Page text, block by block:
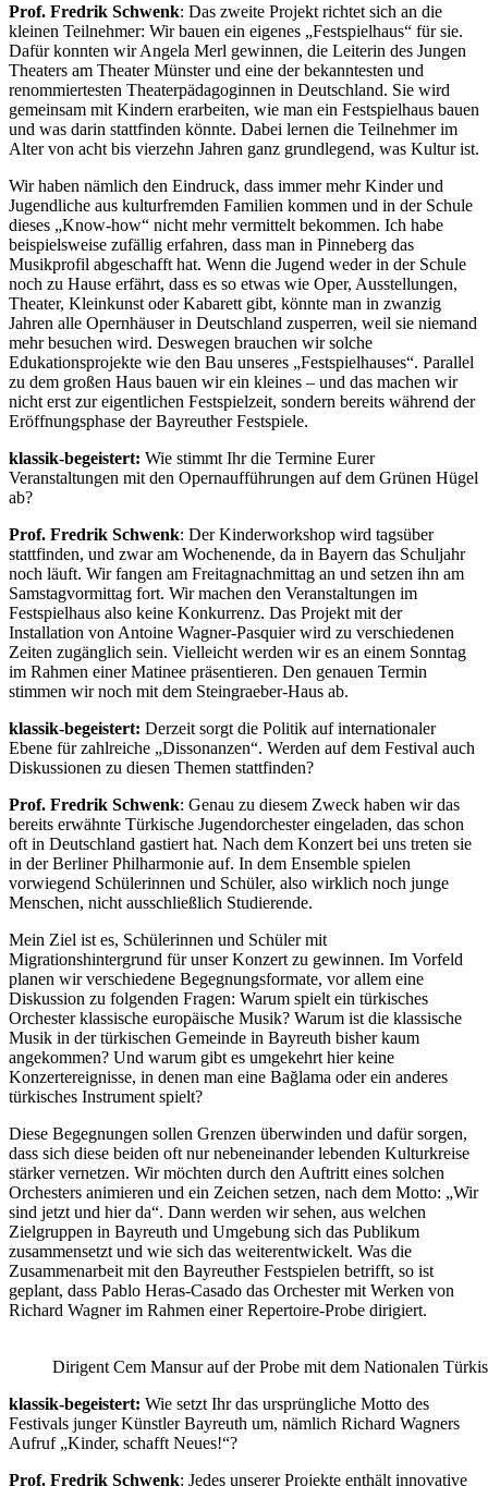
Prof. Fredrik Schwenk: Das zweite Projekt richtet sich an die
kleinen Teilnehmer: Wir bauen ein eigenes „Festspielhaus“ für sie.
Dafür konnten wir Angela Merl gewinnen, die Leiterin des Jungen
Theaters am Theater Münster und eine der bekanntesten und
renommiertesten Theaterpädagoginnen in Deutschland. Sie wird
gemeinsam mit Kindern erarbeiten, wie man ein Festspielhaus bauen
und was darin stattfinden könnte. Dabei lernen die Teilnehmer im
Alter von acht bis vierzehn Jahren ganz grundlegend, was Kultur ist.
Wir haben nämlich den Eindruck, dass immer mehr Kinder und
Jugendliche aus kulturfremden Familien kommen und in der Schule
dieses „Know-how“ nicht mehr vermittelt bekommen. Ich habe
beispielsweise zufällig erfahren, dass man in Pinneberg das
Musikprofil abgeschafft hat. Wenn die Jugend weder in der Schule
noch zu Hause erfährt, dass es so etwas wie Oper, Ausstellungen,
Theater, Kleinkunst oder Kabarett gibt, könnte man in zwanzig
Jahren alle Opernhäuser in Deutschland zusperren, weil sie niemand
mehr besuchen wird. Deswegen brauchen wir solche
Edukationsprojekte wie den Bau unseres „Festspielhauses“. Parallel
zu dem großen Haus bauen wir ein kleines – und das machen wir
nicht erst zur eigentlichen Festspielzeit, sondern bereits während der
Eröffnungsphase der Bayreuther Festspiele.
klassik-begeistert: Wie stimmt Ihr die Termine Eurer
Veranstaltungen mit den Opernaufführungen auf dem Grünen Hügel
ab?
Prof. Fredrik Schwenk: Der Kinderworkshop wird tagsüber
stattfinden, und zwar am Wochenende, da in Bayern das Schuljahr
noch läuft. Wir fangen am Freitagnachmittag an und setzen ihn am
Samstagvormittag fort. Wir machen den Veranstaltungen im
Festspielhaus also keine Konkurrenz. Das Projekt mit der
Installation von Antoine Wagner-Pasquier wird zu verschiedenen
Zeiten zugänglich sein. Vielleicht werden wir es an einem Sonntag
im Rahmen einer Matinee präsentieren. Den genauen Termin
stimmen wir noch mit dem Steingraeber-Haus ab.
klassik-begeistert: Derzeit sorgt die Politik auf internationaler
Ebene für zahlreiche „Dissonanzen“. Werden auf dem Festival auch
Diskussionen zu diesen Themen stattfinden?
Prof. Fredrik Schwenk: Genau zu diesem Zweck haben wir das
bereits erwähnte Türkische Jugendorchester eingeladen, das schon
oft in Deutschland gastiert hat. Nach dem Konzert bei uns treten sie
in der Berliner Philharmonie auf. In dem Ensemble spielen
vorwiegend Schülerinnen und Schüler, also wirklich noch junge
Menschen, nicht ausschließlich Studierende.
Mein Ziel ist es, Schülerinnen und Schüler mit
Migrationshintergrund für unser Konzert zu gewinnen. Im Vorfeld
planen wir verschiedene Begegnungsformate, vor allem eine
Diskussion zu folgenden Fragen: Warum spielt ein türkisches
Orchester klassische europäische Musik? Warum ist die klassische
Musik in der türkischen Gemeinde in Bayreuth bisher kaum
angekommen? Und warum gibt es umgekehrt hier keine
Konzertereignisse, in denen man eine Bağlama oder ein anderes
türkisches Instrument spielt?
Diese Begegnungen sollen Grenzen überwinden und dafür sorgen,
dass sich diese beiden oft nur nebeneinander lebenden Kulturkreise
stärker vernetzen. Wir möchten durch den Auftritt eines solchen
Orchesters animieren und ein Zeichen setzen, nach dem Motto: „Wir
sind jetzt und hier da“. Dann werden wir sehen, aus welchen
Zielgruppen in Bayreuth und Umgebung sich das Publikum
zusammensetzt und wie sich das weiterentwickelt. Was die
Zusammenarbeit mit den Bayreuther Festspielen betrifft, so ist
geplant, dass Pablo Heras-Casado das Orchester mit Werken von
Richard Wagner im Rahmen einer Repertoire-Probe dirigiert.
Dirigent Cem Mansur auf der Probe mit dem Nationalen
klassik-begeistert: Wie setzt Ihr das ursprüngliche Motto des
Festivals junger Künstler Bayreuth um, nämlich Richard Wagners
Aufruf „Kinder, schafft Neues!“?
Prof. Fredrik Schwenk: Jedes unserer Projekte enthält innovative